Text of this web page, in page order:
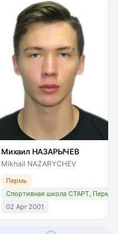
Михаил НАЗАРЫЧЕВ
Mikhail NAZARYCHEV
Пермь
Спортивная школа СТАРТ, Пермь
02 Apr 2001